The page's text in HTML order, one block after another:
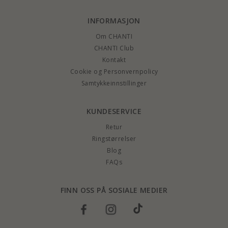
INFORMASJON
Om CHANTI
CHANTI Club
Kontakt
Cookie og Personvernpolicy
Samtykkeinnstillinger
KUNDESERVICE
Retur
Ringstørrelser
Blog
FAQs
FINN OSS PÅ SOSIALE MEDIER